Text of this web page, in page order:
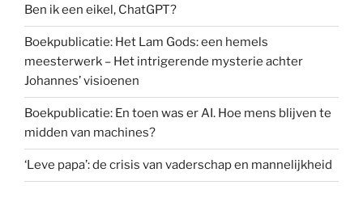
Ben ik een eikel, ChatGPT?
Boekpublicatie: Het Lam Gods: een hemels
meesterwerk – Het intrigerende mysterie achter
Johannes’ visioenen
Boekpublicatie: En toen was er AI. Hoe mens blijven te
midden van machines?
‘Leve papa’: de crisis van vaderschap en mannelijkheid